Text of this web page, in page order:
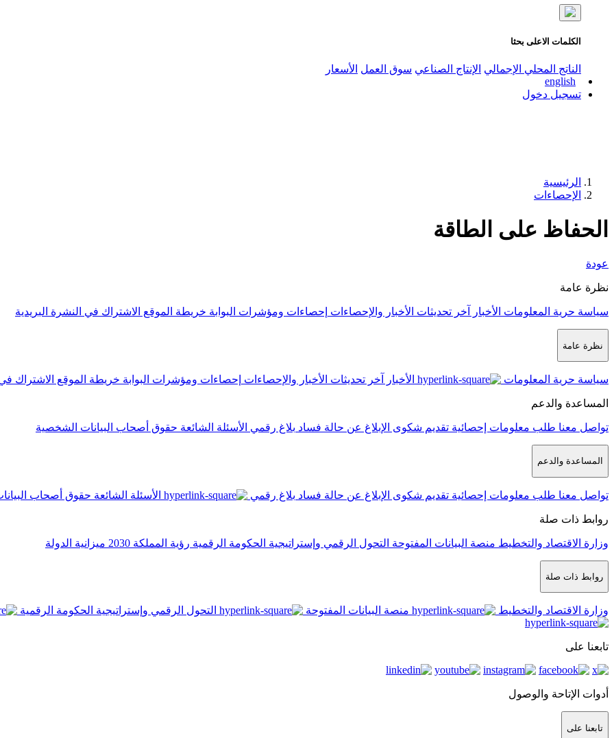
الكلمات الاعلى بحثا
الناتج المحلي الإجمالي الإنتاج الصناعي سوق العمل الأسعار
english
تسجيل دخول
الرئيسية
الإحصاءات
الحفاظ على الطاقة
عودة
نظرة عامة
سياسة حرية المعلومات الأخبار آخر تحديثات الأخبار والإحصاءات إحصاءات ومؤشرات البوابة خريطة الموقع الاشتراك في النشرة البريدية
نظرة عامة
سياسة حرية المعلومات الأخبار آخر تحديثات الأخبار والإحصاءات إحصاءات ومؤشرات البوابة خريطة الموقع الاشتراك
المساعدة والدعم
تواصل معنا طلب معلومات إحصائية تقديم شكوى الإبلاغ عن حالة فساد بلاغ رقمي الأسئلة الشائعة حقوق أصحاب البيانات الشخصية
المساعدة والدعم
تواصل معنا طلب معلومات إحصائية تقديم شكوى الإبلاغ عن حالة فساد بلاغ رقمي الأسئلة الشائعة حقوق أصحاب
روابط ذات صلة
وزارة الاقتصاد والتخطيط منصة البيانات المفتوحة التحول الرقمي وإستراتيجية الحكومة الرقمية رؤية المملكة 2030 ميزانية الدولة
روابط ذات صلة
وزارة الاقتصاد والتخطيط منصة البيانات المفتوحة التحول الرقمي وإستراتيجية الحكومة الرقمية
تابعنا على
أدوات الإتاحة والوصول
تابعنا على